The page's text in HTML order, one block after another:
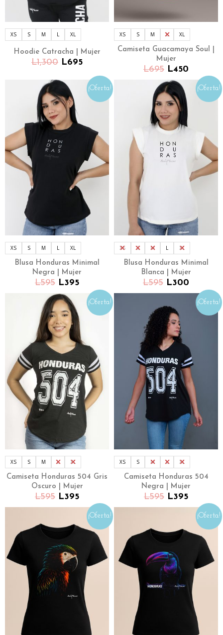
XS S M L XL
Hoodie Catracha | Mujer
L1,300 L695
XS S M L XL
Camiseta Guacamaya Soul |
Mujer
L695 L450
¡Oferta!
XS S M L XL
Blusa Honduras Minimal
Negra | Mujer
L595 L395
¡Oferta!
XS S M L XL
Blusa Honduras Minimal
Blanca | Mujer
L595 L300
¡Oferta!
XS S M L XL
Camiseta Honduras 504 Gris
Oscuro | Mujer
L595 L395
¡Oferta!
XS S M L XL
Camiseta Honduras 504
Negra | Mujer
L595 L395
¡Oferta! ¡Oferta!